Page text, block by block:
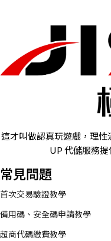
這才叫做認真玩遊戲，理
UP 代儲服務
常見問題
首次交易驗證教學
備用碼、安全碼申請教學
超商代碼繳費教學